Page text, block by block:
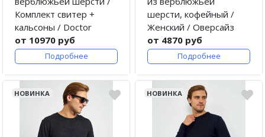
Комплект свитер +
кальсоны / Doctor
от 10970 руб
Подробнее
шерсти, кофейный /
Женский / Оверсайз
от 4870 руб
Подробнее
НОВИНКА НОВИНКА